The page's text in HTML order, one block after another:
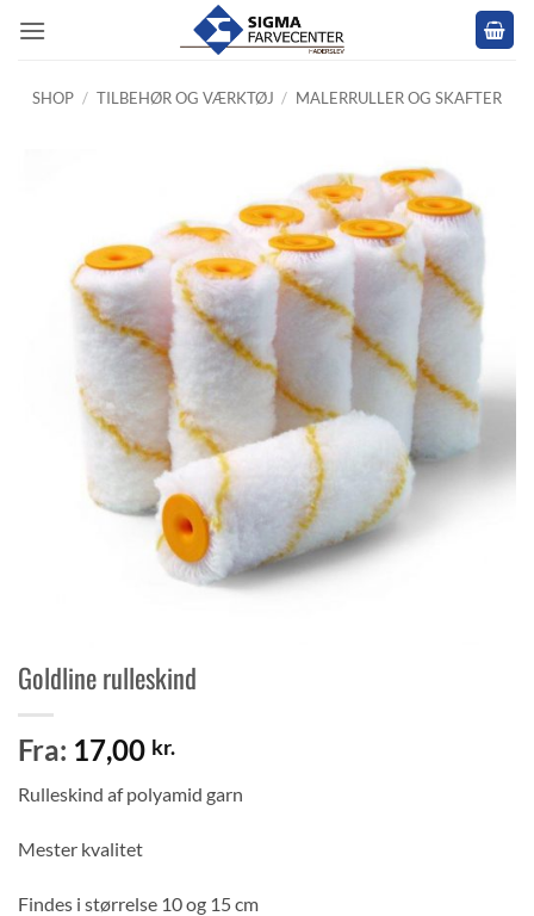
SHOP / TILBEHØR OG VÆRKTØJ / MALERRULLER OG SKAFTER
Goldline rulleskind
Fra: 17,00 kr.
Rulleskind af polyamid garn
Mester kvalitet
Findes i størrelse 10 og 15 cm